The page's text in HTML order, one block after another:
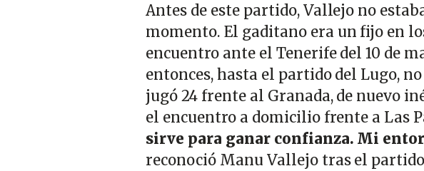
Antes de este partido, Vallejo no
momento. El gaditano era un fijo en
encuentro ante el Tenerife del 10 de
entonces, hasta el partido del Lugo,
jugó 24 frente al Granada, de nuevo
el encuentro a domicilio frente a Las
sirve para ganar confianza. Mi
reconoció Manu Vallejo tras el